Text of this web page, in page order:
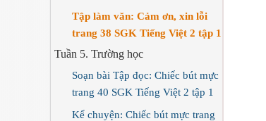
Tập làm văn: Cảm ơn, xin lỗi
trang 38 SGK Tiếng Việt 2 tập 1
Tuần 5. Trường học
Soạn bài Tập đọc: Chiếc bút mực
trang 40 SGK Tiếng Việt 2 tập 1
Kể chuyện: Chiếc bút mực trang